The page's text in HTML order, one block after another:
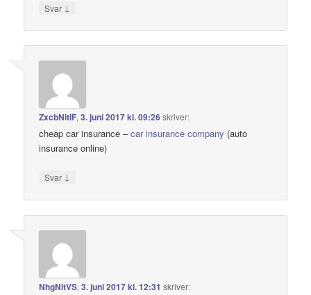
Svar ↓
ZxcbNitIF,3. juni 2017 kl. 09:26skriver:
cheap car insurance –car insurance company (auto
insurance online)
Svar ↓
NhgNitVS,3. juni 2017 kl. 12:31 skriver: